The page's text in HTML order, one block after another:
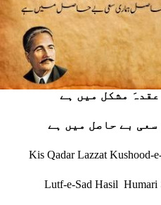
مشکل میں ہے
بے حاصل میں ہے
Kis Qadar Lazzat Kushood-
Lutf-e-Sad Hasil Humari